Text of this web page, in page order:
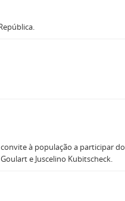
à população a participar do
e Juscelino Kubitscheck.